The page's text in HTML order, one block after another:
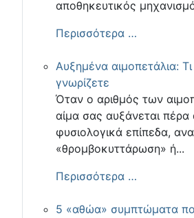
αποθηκευτικός
Περισσότερα …
Αυξημένα αιμοπετάλια:
γνωρίζετε
Όταν ο αριθμός των
αίμα σας αυξάνεται
φυσιολογικά επίπεδα,
«θρομβοκυττάρωση» ή...
Περισσότερα …
5 «αθώα» συμπτώματα